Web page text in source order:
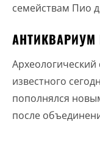
семействам Пио
АНТИКВАРИУМ
Археологический
известного
пополнялся
после